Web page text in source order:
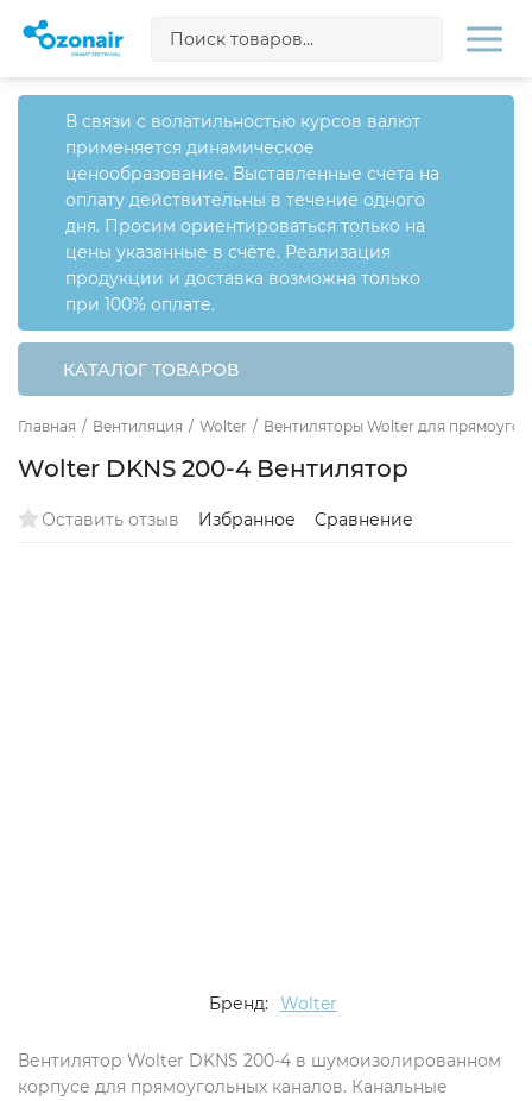
В связи с волатильностью курсов валют
применяется динамическое
ценообразование. Выставленные счета на
оплату действительны в течение одного
дня. Просим ориентироваться только на
цены указанные в счёте. Реализация
продукции и доставка возможна только
при 100% оплате.
КАТАЛОГ ТОВАРОВ
Главная / Вентиляция / Wolter / Вентиляторы Wolter для
Wolter DKNS 200-4 Вентилятор
Оставить отзыв Избранное Сравнение
Бренд: Wolter
Вентилятор Wolter DKNS 200-4 в шумоизолированном
корпусе для прямоугольных каналов. Канальные